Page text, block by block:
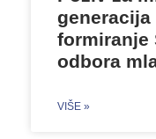
generacija
formiranje
odbora
VIŠE »